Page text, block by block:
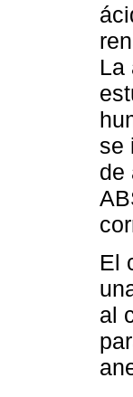
La
se
de
El
al